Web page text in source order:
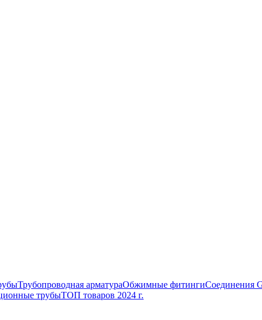
Трубопроводная арматураОбжимные фитингиСоединения
трубыТОП товаров 2024 г.